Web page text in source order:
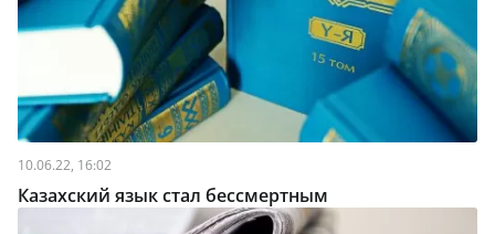
10.06.22, 16:02
Казахский язык стал бессмертным